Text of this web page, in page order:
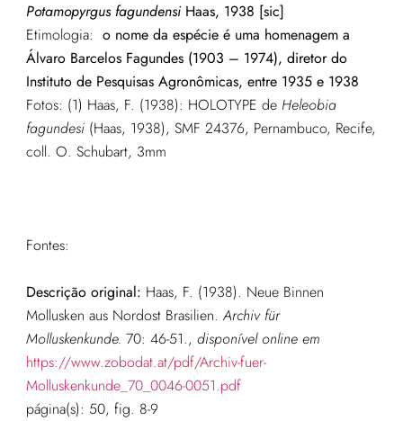
Potamopyrgus fagundensiHaas, 1938 [sic]
Etimologia: o nome da espécie é uma homenagem a
Álvaro Barcelos Fagundes (1903 – 1974), diretor do
Instituto de Pesquisas Agronômicas, entre 1935 e 1938
Fotos: (1) Haas, F. (1938): HOLOTYPE de Heleobia
fagundesi(Haas, 1938), SMF 24376, Pernambuco, Recife,
coll. O. Schubart, 3mm
Fontes:
Descrição original: Haas, F. (1938). Neue Binnen
Mollusken aus Nordost Brasilien. Archiv für
Molluskenkunde. 70: 46-51., disponível online em
https://www.zobodat.at/pdf/Archiv-fuer-
Molluskenkunde_70_0046-0051.pdf
página(s): 50, fig. 8-9